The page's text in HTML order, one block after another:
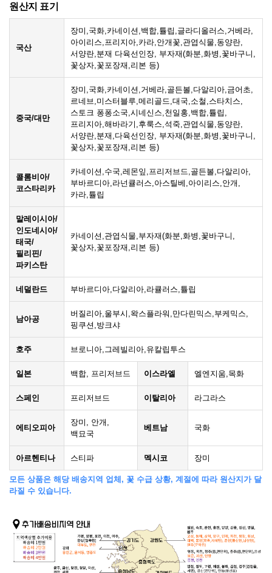
원산지 표기
국산
장미,국화,카네이션,백합,튤립,글라디올러스,거베라,
아이리스,프리지아,카라,안개꽃,관엽식물,동양란,
서양란,분재 다육선인장, 부자재(화분,화병,꽃바구니,
꽃상자,꽃포장재,리본 등)
중국/대만
장미,국화,카네이션,거베라,골든볼,다알리아,금어초,
르네브,미스터블루,메리골드,대국,소철,스타치스,
스토크 퐁퐁소국,시네신스,천일홍,백합,튤립,
프리지아,해바라기,후룩스,석죽,관엽식물,동양란,
서양란,분재,다육선인장, 부자재(화분,화병,꽃바구니,
꽃상자,꽃포장재,리본 등)
콜롬비아/
코스타리카
카네이션,수국,레몬잎,프리저브드,골든볼,다알리아,
부바르디아,라넌큘러스,아스틸베,아이리스,안개,
카라,튤립
말레이시아/
인도네시아/
태국/
필리핀/
파키스탄
카네이션,관엽식물,부자재(화분,화병,꽃바구니,
꽃상자,꽃포장재,리본 등)
네덜란드 부바르디아,다알리아,라큘러스,튤립
남아공
버질리아,울부시,왁스플라워,만다린믹스,부케믹스,
핑쿠션,방크샤
호주 브로니아,그레빌리아,유칼립투스
일본 백합, 프리저브드 이스라엘 엘엔지움,목화
스페인 프리저브드 이탈리아 라그라스
에티오피아
장미, 안개,
백묘국
베트남 국화
아르헨티나 스티파 멕시코 장미
모든 상품은 해당 배송지역 업체, 꽃 수급 상황, 계절에 따라 원산지가 달
라질 수 있습니다.